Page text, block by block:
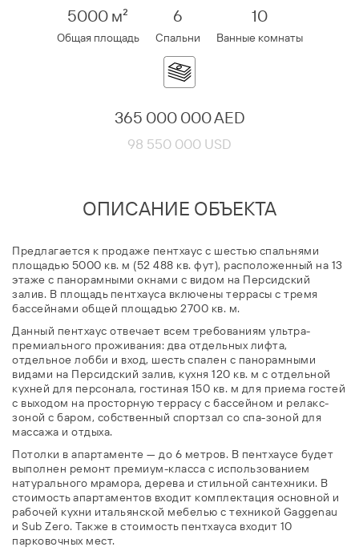
5000 м²
Общая площадь
6
Спальни
10
Ванные комнаты
365 000 000 AED
98 550 000 USD
ОПИСАНИЕ ОБЪЕКТА
Предлагается к продаже пентхаус с шестью спальнями
площадью 5000 кв. м (52 488 кв. фут), расположенный на 13
этаже с панорамными окнами с видом на Персидский
залив. В площадь пентхауса включены террасы с тремя
бассейнами общей площадью 2700 кв. м.
Данный пентхаус отвечает всем требованиям ультра-
премиального проживания: два отдельных лифта,
отдельное лобби и вход, шесть спален с панорамными
видами на Персидский залив, кухня 120 кв. м с отдельной
кухней для персонала, гостиная 150 кв. м для приема гостей
с выходом на просторную террасу с бассейном и релакс-
зоной с баром, собственный спортзал со спа-зоной для
массажа и отдыха.
Потолки в апартаменте — до 6 метров. В пентхаусе будет
выполнен ремонт премиум-класса с использованием
натурального мрамора, дерева и стильной сантехники. В
стоимость апартаментов входит комплектация основной и
рабочей кухни итальянской мебелью с техникой Gaggenau
и Sub Zero. Также в стоимость пентхауса входит 10
парковочных мест.